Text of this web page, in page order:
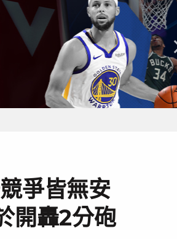
爭皆無安
開轟2分砲